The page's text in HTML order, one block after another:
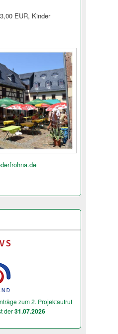
EUR, Kinder
zum 2. Projektaufruf
der31.07.2026